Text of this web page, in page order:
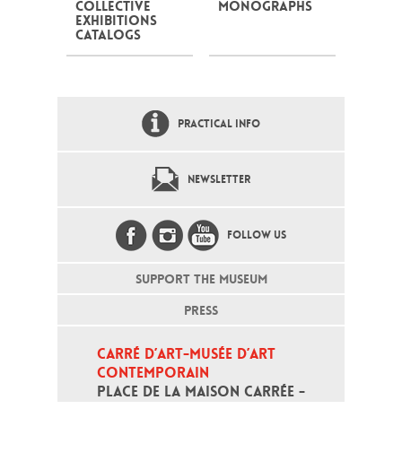
Collective
exhibitions
catalogs
Monographs
PRACTICAL INFO
NEWSLETTER
FOLLOW US
SUPPORT THE MUSEUM
PRESS
CARRÉ D’ART-MUSÉE D’ART
CONTEMPORAIN
PLACE DE LA MAISON CARRÉE -